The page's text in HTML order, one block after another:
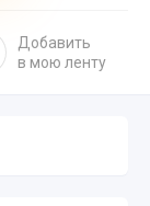
Добавить
в мою ленту